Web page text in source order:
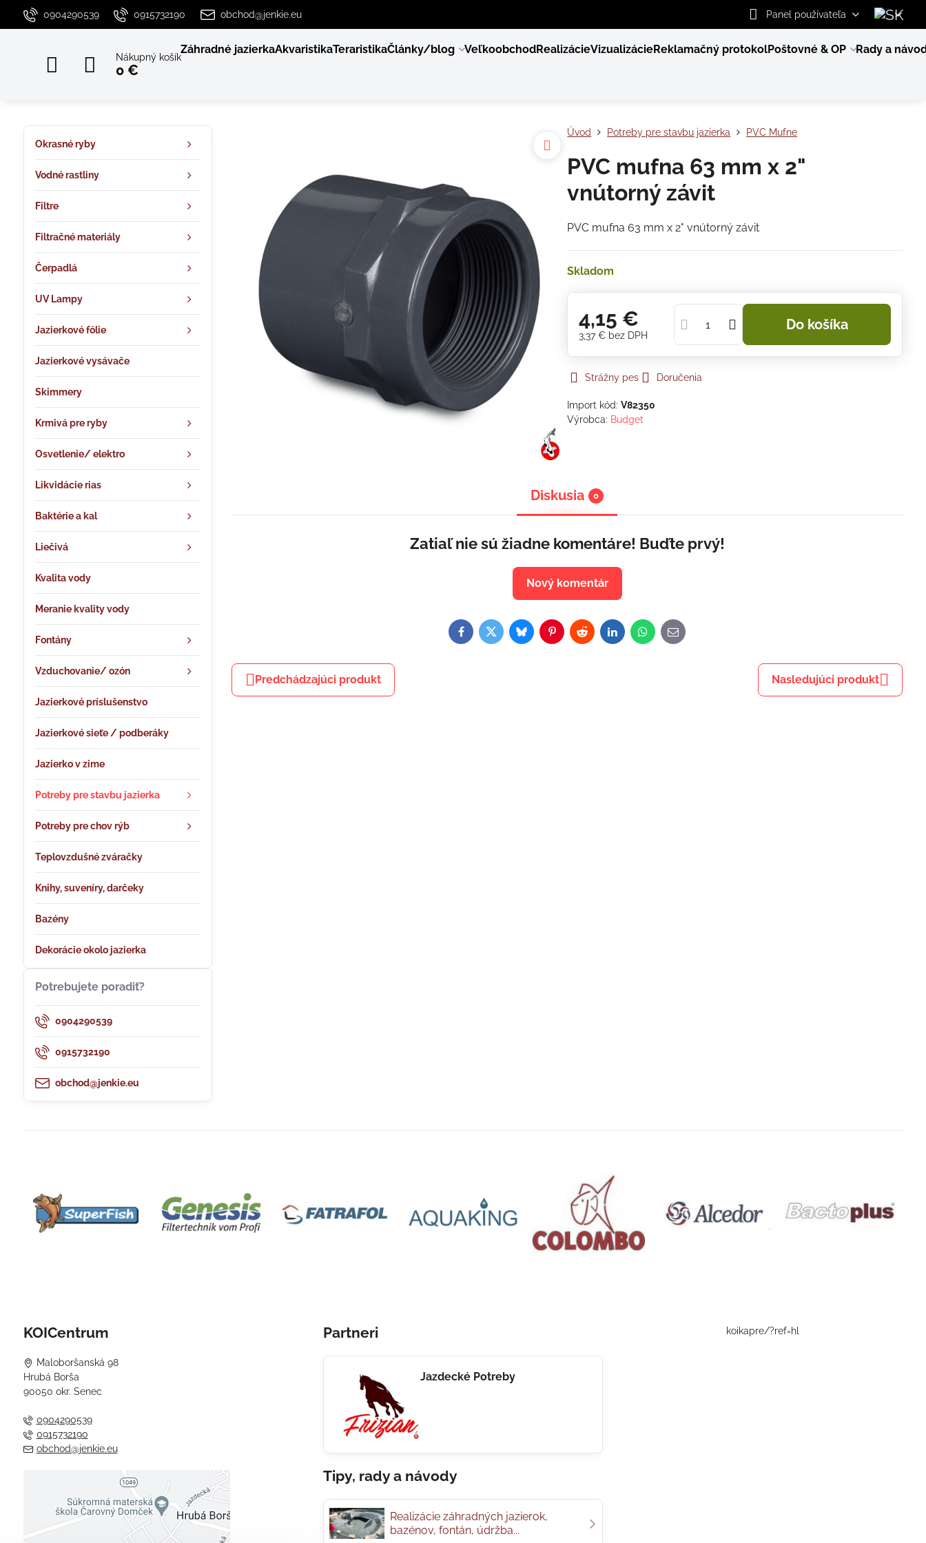
0904290539 0915732190 obchod@jenkie.eu Panel používateľa
Nákupný košík
0 €
Záhradné jazierkaAkvaristikaTeraristikaČlánky/blog VeľkoobchodRealizácieVizualizácieReklamačný protokolPoštovné & OP Rady a
Úvod Potreby pre stavbu jazierka PVC Mufne
PVC mufna 63 mm x 2"
vnútorný závit
PVC mufna 63 mm x 2" vnútorný závit
Skladom
4,15 €
3,37 € bez DPH
Do košíka
Strážny pes Doručenia
Import kód:V82350
Výrobca: Budget
Diskusia 0
Zatiaľ nie sú žiadne komentáre! Buďte prvý!
Nový komentár
Facebook
TwitterBlueskyPinterestRedditLinkedInWhatsApp
E-
mail
Predchádzajúci produkt Nasledujúci produkt
Okrasné ryby
Vodné rastliny
Filtre
Filtračné materiály
Čerpadlá
UV Lampy
Jazierkové fólie
Jazierkové vysávače
Skimmery
Krmivá pre ryby
Osvetlenie/ elektro
Likvidácie rias
Baktérie a kal
Liečivá
Kvalita vody
Meranie kvality vody
Fontány
Vzduchovanie/ ozón
Jazierkové príslušenstvo
Jazierkové sieťe / podberáky
Jazierko v zime
Potreby pre stavbu jazierka
Potreby pre chov rýb
Teplovzdušné zváračky
Knihy, suveníry, darčeky
Bazény
Dekorácie okolo jazierka
Potrebujete poradiť?
0904290539
0915732190
obchod@jenkie.eu
KOICentrum
Maloboršanská 98
Hrubá Borša
90050 okr. Senec
0904290539
0915732190
obchod@jenkie.eu
Externý obsah je blokovaný
Voľbami súkromia
Partneri
Jazdecké Potreby
Tipy, rady a návody
Realizácie záhradných jazierok,
bazénov, fontán, údržba...
koikapre/?ref=hl